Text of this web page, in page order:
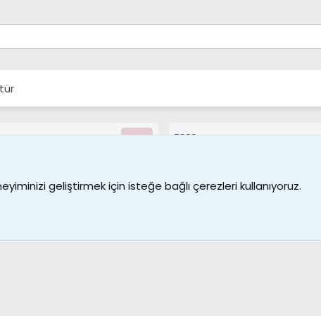
7388
Bize ulaşın
geliştirmek için isteğe bağlı çerezleri kullanıyoruz.